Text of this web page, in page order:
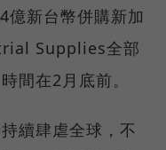
億新台幣併購新加
Supplies全部
間在2月底前。
續肆虐全球，不